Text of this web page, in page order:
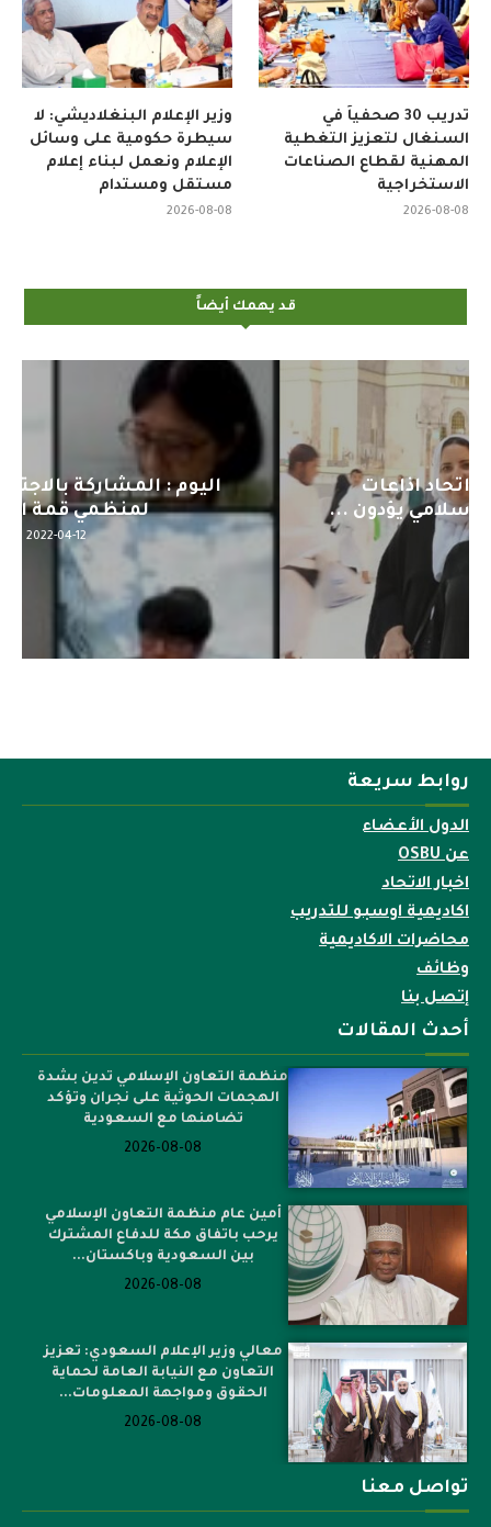
وزير الإعلام البنغلاديشي: لا
سيطرة حكومية على وسائل
الإعلام ونعمل لبناء إعلام
مستقل ومستدام
2026-08-08
تدريب 30 صحفياً في
السنغال لتعزيز التغطية
المهنية لقطاع الصناعات
الاستخراجية
2026-08-08
قد يهمك أيضاً
اليوم : المشاركة بالاجتماع التحضيري
لمنظمي قمة اسيا...
2022-04-12
روابط سريعة
الدول الأعضاء
عن OSBU
اخبار الاتحاد
اكاديمية اوسبو للتدريب
محاضرات الاكاديمية
وظائف
إتصل بنا
أحدث المقالات
منظمة التعاون الإسلامي تدين بشدة
الهجمات الحوثية على نجران وتؤكد
تضامنها مع السعودية
2026-08-08
أمين عام منظمة التعاون الإسلامي
يرحب باتفاق مكة للدفاع المشترك
بين السعودية وباكستان...
2026-08-08
معالي وزير الإعلام السعودي: تعزيز
التعاون مع النيابة العامة لحماية
الحقوق ومواجهة المعلومات...
2026-08-08
تواصل معنا